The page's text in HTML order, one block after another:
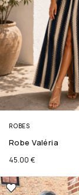
ROBES
Robe Valéria
45.00 €